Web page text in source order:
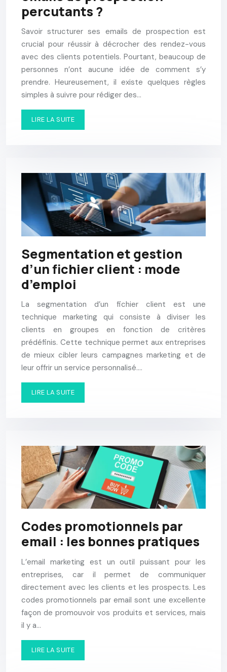
percutants ?
Savoir structurer ses emails de prospection est
crucial pour réussir à décrocher des rendez-vous
avec des clients potentiels. Pourtant, beaucoup de
personnes n’ont aucune idée de comment s’y
prendre. Heureusement, il existe quelques règles
simples à suivre pour rédiger des…
LIRE LA SUITE
Segmentation et gestion
d’un fichier client : mode
d’emploi
La segmentation d’un fichier client est une
technique marketing qui consiste à diviser les
clients en groupes en fonction de critères
prédéfinis. Cette technique permet aux entreprises
de mieux cibler leurs campagnes marketing et de
leur offrir un service personnalisé….
LIRE LA SUITE
Codes promotionnels par
email : les bonnes pratiques
L’email marketing est un outil puissant pour les
entreprises, car il permet de communiquer
directement avec les clients et les prospects. Les
codes promotionnels par email sont une excellente
façon de promouvoir vos produits et services, mais
il y a…
LIRE LA SUITE